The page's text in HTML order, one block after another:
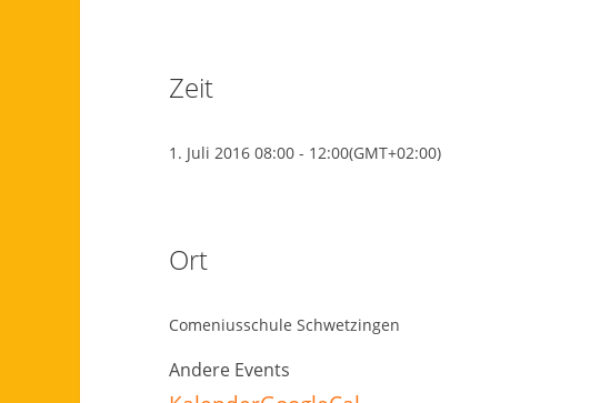
Zeit
1. Juli 2016 08:00 - 12:00(GMT+02:00)
Ort
Comeniusschule Schwetzingen
Andere Events